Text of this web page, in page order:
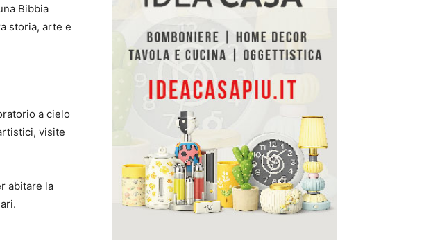
Bibbia
storia, arte e
a cielo
visite
abitare la